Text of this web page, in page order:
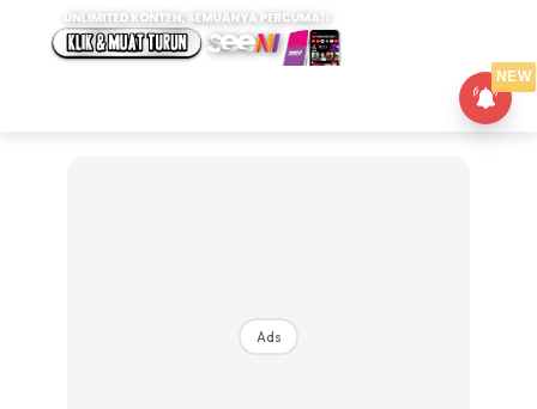
Ads
NEW